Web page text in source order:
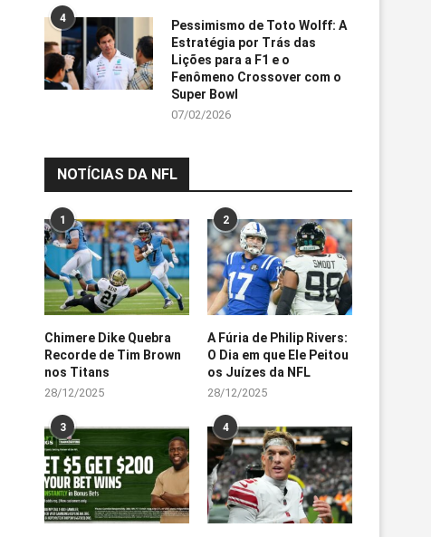
4
Pessimismo de Toto Wolff: A
Estratégia por Trás das
Lições para a F1 e o
Fenômeno Crossover com o
Super Bowl
07/02/2026
NOTÍCIAS DA NFL
1
Chimere Dike Quebra
Recorde de Tim Brown
nos Titans
28/12/2025
2
A Fúria de Philip Rivers:
O Dia em que Ele Peitou
os Juízes da NFL
28/12/2025
3 4